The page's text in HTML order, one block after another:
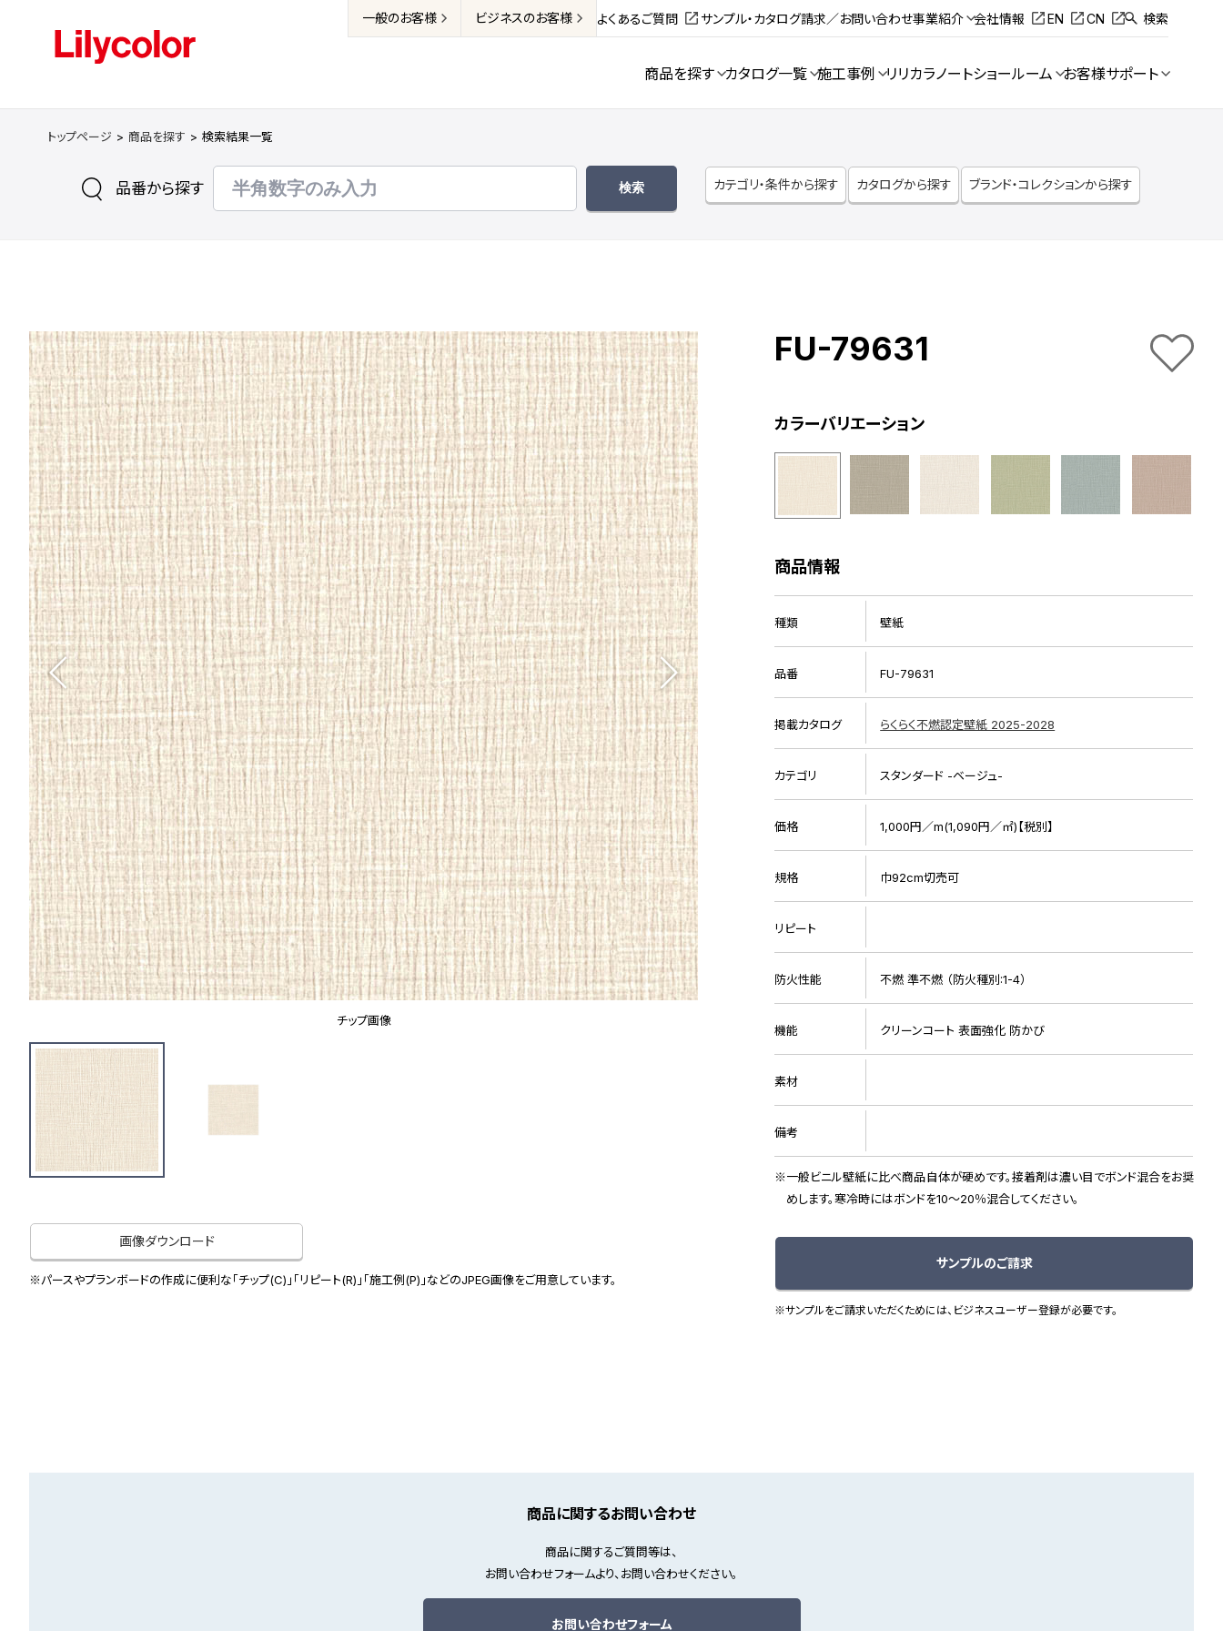
一般のお客様 ビジネスのお客様 よくあるご質問 サンプル・カタログ請求／お問い合わせ事業紹介 会社情報 EN CN 検索
商品を探す カタログ一覧 施工事例 リリカラノートショールーム お客様サポート
トップページ 商品を探す 検索結果一覧
品番から探す カテゴリ・条件から探す カタログから探す ブランド・コレクションから探す
チップ画像
画像ダウンロード
※パースやプランボードの作成に便利な「チップ(C)」「リピート(R)」「施工例(P)」などのJPEG画像をご用意しています。
FU-79631
カラーバリエーション
商品情報
種類 壁紙
品番 FU-79631
掲載カタログ らくらく不燃認定壁紙 2025-2028
カテゴリ スタンダード -ベージュ-
価格 1,000円／m(1,090円／㎡)【税別】
規格 巾92cm切売可
リピート
防火性能 不燃 準不燃 （防火種別:1-4）
機能 クリーンコート 表面強化 防かび
素材
備考
一般ビニル壁紙に比べ商品自体が硬めです。接着剤は濃い目でボンド混合をお奨
めします。寒冷時にはボンドを10～20％混合してください。
サンプルのご請求
※サンプルをご請求いただくためには、ビジネスユーザー登録が必要です。
商品に関するお問い合わせ
商品に関するご質問等は、
お問い合わせフォームより、お問い合わせください。
お問い合わせフォーム